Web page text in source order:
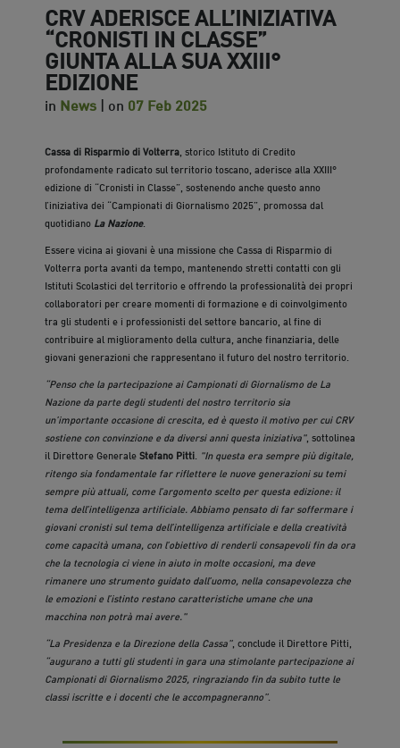
CRV ADERISCE ALL’INIZIATIVA
“CRONISTI IN CLASSE”
GIUNTA ALLA SUA XXIII°
EDIZIONE
in News | on 07 Feb 2025
Cassa di Risparmio di Volterra , storico Istituto di Credito
profondamente radicato sul territorio toscano, aderisce alla XXIII°
edizione di “Cronisti in Classe”, sostenendo anche questo anno
l’iniziativa dei “Campionati di Giornalismo 2025”, promossa dal
quotidiano La Nazione.
Essere vicina ai giovani è una missione che Cassa di Risparmio di
Volterra porta avanti da tempo, mantenendo stretti contatti con gli
Istituti Scolastici del territorio e offrendo la professionalità dei propri
collaboratori per creare momenti di formazione e di coinvolgimento
tra gli studenti e i professionisti del settore bancario, al fine di
contribuire al miglioramento della cultura, anche finanziaria, delle
giovani generazioni che rappresentano il futuro del nostro territorio.
“Penso che la partecipazione ai Campionati di Giornalismo de La
Nazione da parte degli studenti del nostro territorio sia
un’importante occasione di crescita, ed è questo il motivo per cui CRV
sostiene con convinzione e da diversi anni questa iniziativa", sottolinea
il Direttore GeneraleStefano Pitti "In questa era sempre più digitale,
ritengo sia fondamentale far riflettere le nuove generazioni su temi
sempre più attuali, come l’argomento scelto per questa edizione: il
tema dell’intelligenza artificiale. Abbiamo pensato di far soffermare i
giovani cronisti sul tema dell’intelligenza artificiale e della creatività
come capacità umana, con l’obiettivo di renderli consapevoli fin da ora
che la tecnologia ci viene in aiuto in molte occasioni, ma deve
rimanere uno strumento guidato dall’uomo, nella consapevolezza che
le emozioni e l’istinto restano caratteristiche umane che una
macchina non potrà mai avere."
“La Presidenza e la Direzione della Cassa”, conclude il Direttore Pitti,
“augurano a tutti gli studenti in gara una stimolante partecipazione ai
Campionati di Giornalismo 2025, ringraziando fin da subito tutte le
classi iscritte e i docenti che le accompagneranno”.